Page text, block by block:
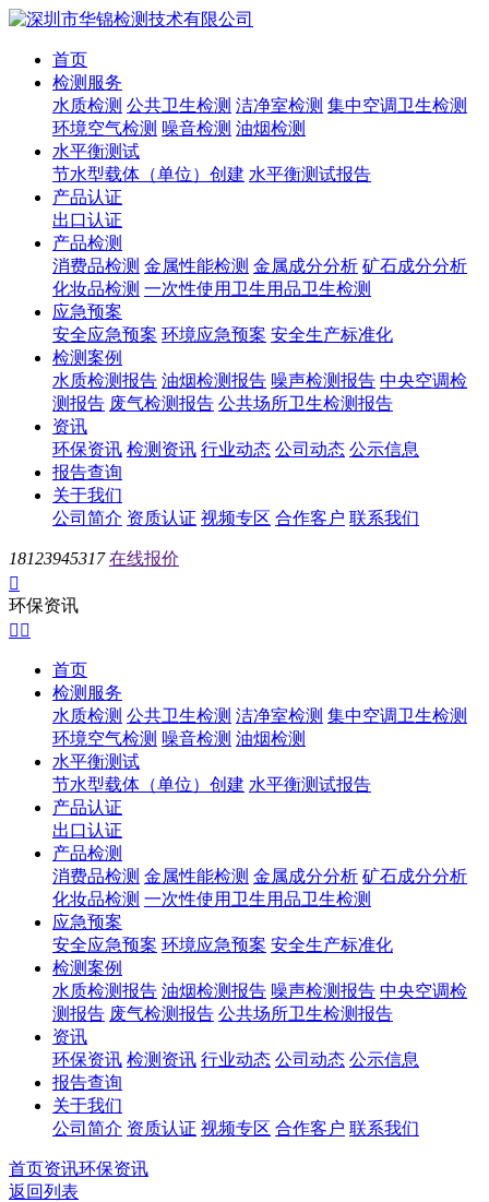
首页
检测服务
水质检测 公共卫生检测 洁净室检测 集中空调卫生检测
环境空气检测 噪音检测 油烟检测
水平衡测试
节水型载体（单位）创建 水平衡测试报告
产品认证
出口认证
产品检测
消费品检测 金属性能检测 金属成分分析 矿石成分分析
化妆品检测 一次性使用卫生用品卫生检测
应急预案
安全应急预案 环境应急预案 安全生产标准化
检测案例
水质检测报告 油烟检测报告 噪声检测报告 中央空调检
测报告 废气检测报告 公共场所卫生检测报告
资讯
环保资讯 检测资讯 行业动态 公司动态 公示信息
报告查询
关于我们
公司简介 资质认证 视频专区 合作客户 联系我们
18123945317 在线报价

环保资讯
 
首页
检测服务
水质检测 公共卫生检测 洁净室检测 集中空调卫生检测
环境空气检测 噪音检测 油烟检测
水平衡测试
节水型载体（单位）创建 水平衡测试报告
产品认证
出口认证
产品检测
消费品检测 金属性能检测 金属成分分析 矿石成分分析
化妆品检测 一次性使用卫生用品卫生检测
应急预案
安全应急预案 环境应急预案 安全生产标准化
检测案例
水质检测报告 油烟检测报告 噪声检测报告 中央空调检
测报告 废气检测报告 公共场所卫生检测报告
资讯
环保资讯 检测资讯 行业动态 公司动态 公示信息
报告查询
关于我们
公司简介 资质认证 视频专区 合作客户 联系我们
首页资讯环保资讯
返回列表